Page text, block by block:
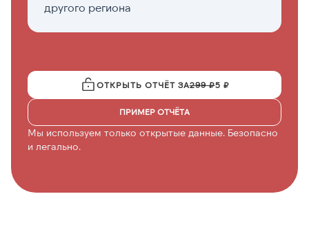
другого региона
ОТКРЫТЬ ОТЧЁТ ЗА299 ₽5 ₽
ПРИМЕР ОТЧЁТА
Мы используем только открытые данные. Безопасно
и легально.